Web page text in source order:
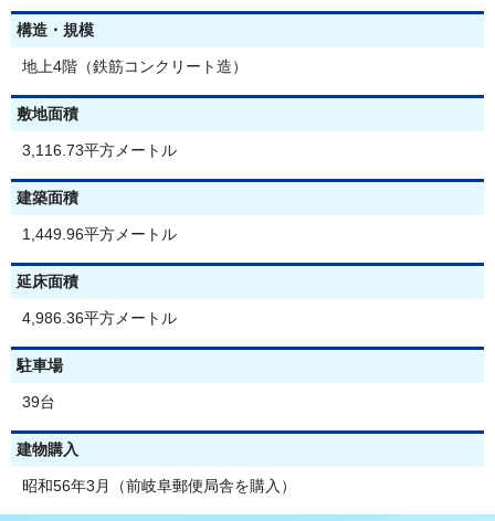
構造・規模
地上4階（鉄筋コンクリート造）
敷地面積
3,116.73平方メートル
建築面積
1,449.96平方メートル
延床面積
4,986.36平方メートル
駐車場
39台
建物購入
昭和56年3月（前岐阜郵便局舎を購入）